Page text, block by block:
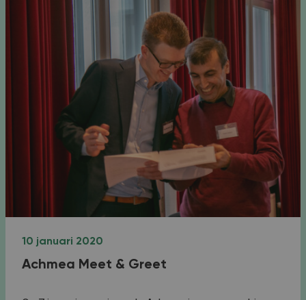
10 januari 2020
Achmea Meet & Greet